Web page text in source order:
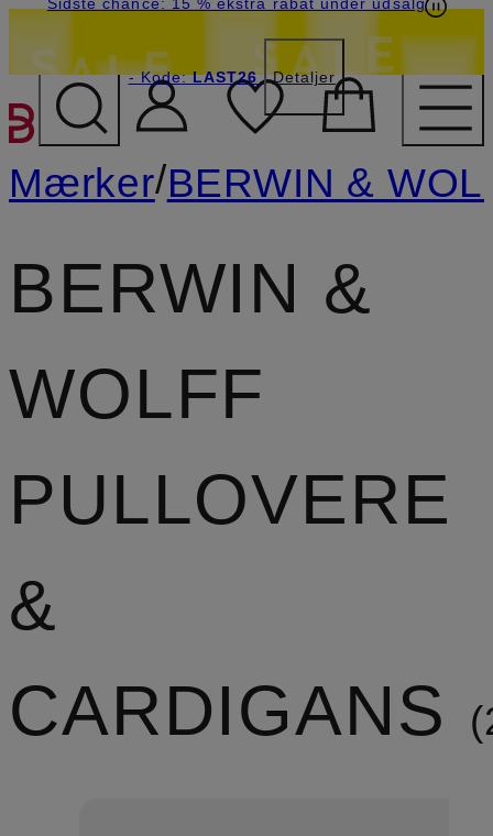
GÅ TIL
- Kode:LAST26 Detaljer
Mærker/BERWIN &
BERWIN &
WOLFF
PULLOVERE
&
CARDIGANS